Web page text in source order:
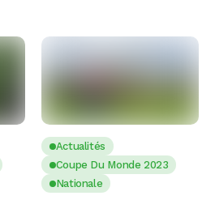
Actualités
Coupe Du Monde 2023
Nationale